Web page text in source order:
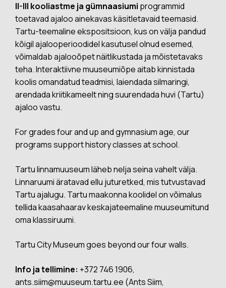
II-III kooliastme ja gümnaasiumi programmid
toetavad ajaloo ainekavas käsitletavaid teemasid.
Tartu-teemaline ekspositsioon, kus on välja pandud
kõigil ajalooperioodidel kasutusel olnud esemed,
võimaldab ajalooõpet näitlikustada ja mõistetavaks
teha. Interaktiivne muuseumiõpe aitab kinnistada
koolis omandatud teadmisi, laiendada silmaringi,
arendada kriitikameelt ning suurendada huvi (Tartu)
ajaloo vastu.
For grades four and up and gymnasium age, our
programs support history classes at school.
Tartu linnamuuseum läheb nelja seina vahelt välja.
Linnaruumi äratavad ellu juturetked, mis tutvustavad
Tartu ajalugu. Tartu maakonna koolidel on võimalus
tellida kaasahaarav keskajateemaline muuseumitund
oma klassiruumi.
Tartu City Museum goes beyond our four walls.
Info ja tellimine: +372 746 1906,
ants.siim@muuseum.tartu.ee (Ants Siim,